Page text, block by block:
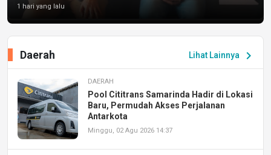
1 hari yang lalu
Lihat Lainnya chevron_right
Daerah
DAERAH
Pool Cititrans Samarinda Hadir di Lokasi
Baru, Permudah Akses Perjalanan
Antarkota
Minggu, 02 Agu 2026 14:37